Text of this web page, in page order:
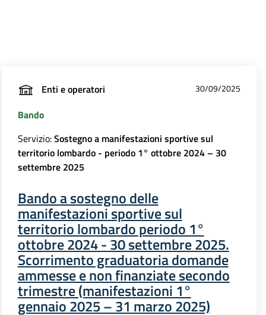
Enti e operatori 30/09/2025
Bando
Servizio:Sostegno a manifestazioni sportive sul
territorio lombardo - periodo 1° ottobre 2024 – 30
settembre 2025
Bando a sostegno delle
manifestazioni sportive sul
territorio lombardo periodo 1°
ottobre 2024 - 30 settembre 2025.
Scorrimento graduatoria domande
ammesse e non finanziate secondo
trimestre (manifestazioni 1°
gennaio 2025 – 31 marzo 2025)